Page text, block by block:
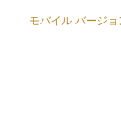
モバイル バージ